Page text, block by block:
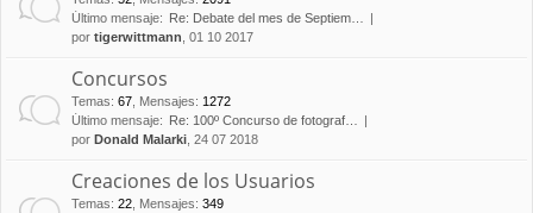
Último mensaje:
Re: Debate del mes de Septiem…
por tigerwittmann , 01 10 2017
Concursos
Temas: 67 Mensajes: 1272
Último mensaje:
Re: 100º Concurso de fotograf…
por Donald Malarki , 24 07 2018
Creaciones de los Usuarios
Temas: 22 Mensajes: 349